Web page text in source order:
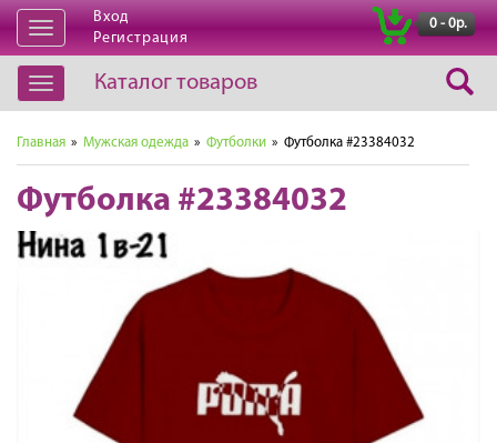
Открыть
навигацию
Вход
Регистрация
0 - 0р.
Открыть
навигацию
Каталог товаров
Главная » Мужская одежда » Футболки » Футболка #23384032
Футболка #23384032